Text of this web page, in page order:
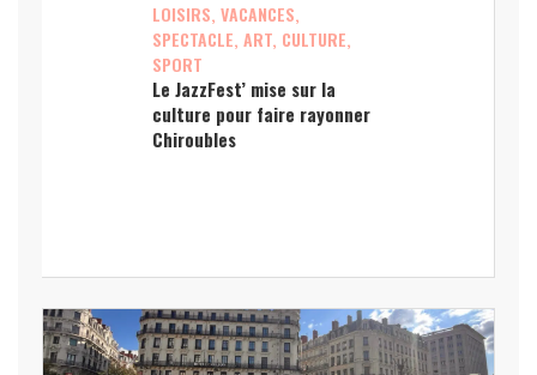
LOISIRS, VACANCES,
SPECTACLE, ART, CULTURE,
SPORT
Le JazzFest’ mise sur la
culture pour faire rayonner
Chiroubles